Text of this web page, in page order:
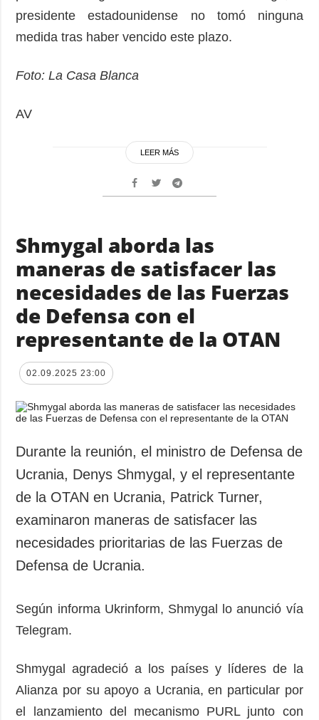
presidente estadounidense no tomó ninguna
medida tras haber vencido este plazo.
Foto: La Casa Blanca
AV
LEER MÁS
Shmygal aborda las
maneras de satisfacer las
necesidades de las Fuerzas
de Defensa con el
representante de la OTAN
02.09.2025 23:00
Durante la reunión, el ministro de Defensa de
Ucrania, Denys Shmygal, y el representante
de la OTAN en Ucrania, Patrick Turner,
examinaron maneras de satisfacer las
necesidades prioritarias de las Fuerzas de
Defensa de Ucrania.
Según informa Ukrinform, Shmygal lo anunció vía
Telegram.
Shmygal agradeció a los países y líderes de la
Alianza por su apoyo a Ucrania, en particular por
el lanzamiento del mecanismo PURL junto con